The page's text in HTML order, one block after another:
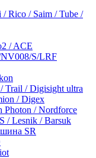
Rico / Saim / Tube /
/ ACE
S/LRF
Trail / Digisight ultra
/ Digex
Photon / Nordforce
/ Lesnik / Barsuk
SR